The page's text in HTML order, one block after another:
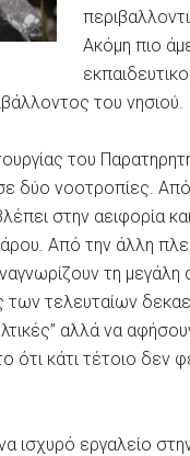
Ακόμη πιο
του νησιού.
του
δύο νοοτροπίες. Από
στην αειφορία
Από την άλλη
τη
των τελευταίων
αλλά να
ότι κάτι τέτοιο δεν
ισχυρό εργαλείο